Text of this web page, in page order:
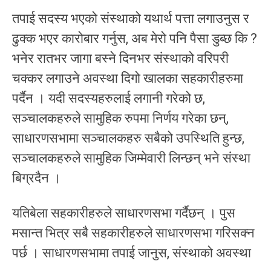
तपाई सदस्य भएको संस्थाको यथार्थ पत्ता लगाउनुस र
ढुक्क भएर कारोबार गर्नुस, अब मेरो पनि पैसा डुब्छ कि ?
भनेर रातभर जागा बस्ने दिनभर संस्थाको वरिपरी
चक्कर लगाउने अवस्था दिगो खालका सहकारीहरुमा
पर्दैन । यदी सदस्यहरुलाई लगानी गरेको छ,
सञ्चालकहरुले सामुहिक रुपमा निर्णय गरेका छन्,
साधारणसभामा सञ्चालकहरु सबैको उपस्थिति हुन्छ,
सञ्चालकहरुले सामुहिक जिम्मेवारी लिन्छन् भने संस्था
बिग्रदैन ।
यतिबेला सहकारीहरुले साधारणसभा गर्दैछन् । पुस
मसान्त भित्र सबै सहकारीहरुले साधारणसभा गरिसक्न
पर्छ । साधारणसभामा तपाई जानुस, संस्थाको अवस्था